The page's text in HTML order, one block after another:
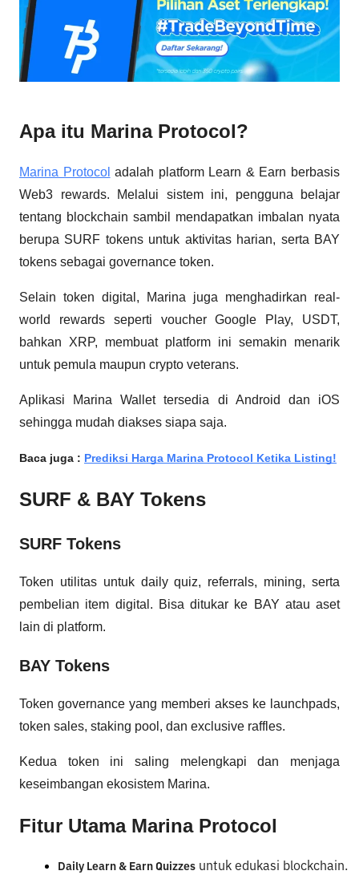
Apa itu Marina Protocol?
Marina Protocol adalah platform Learn & Earn berbasis
Web3 rewards. Melalui sistem ini, pengguna belajar
tentang blockchain sambil mendapatkan imbalan nyata
berupa SURF tokens untuk aktivitas harian, serta BAY
tokens sebagai governance token.
Selain token digital, Marina juga menghadirkan real-
world rewards seperti voucher Google Play, USDT,
bahkan XRP, membuat platform ini semakin menarik
untuk pemula maupun crypto veterans.
Aplikasi Marina Wallet tersedia di Android dan iOS
sehingga mudah diakses siapa saja.
Baca juga : Prediksi Harga Marina Protocol Ketika Listing!
SURF & BAY Tokens
SURF Tokens
Token utilitas untuk daily quiz, referrals, mining, serta
pembelian item digital. Bisa ditukar ke BAY atau aset
lain di platform.
BAY Tokens
Token governance yang memberi akses ke launchpads,
token sales, staking pool, dan exclusive raffles.
Kedua token ini saling melengkapi dan menjaga
keseimbangan ekosistem Marina.
Fitur Utama Marina Protocol
Daily Learn & Earn Quizzes untuk edukasi blockchain.